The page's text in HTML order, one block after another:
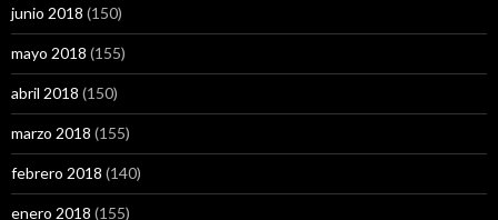
junio 2018 (150)
mayo 2018 (155)
abril 2018 (150)
marzo 2018 (155)
febrero 2018 (140)
enero 2018 (155)